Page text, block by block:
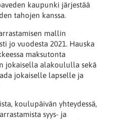
kaupunki järjestää
tahojen kanssa.
mallin
jo vuodesta 2021. Hauska
maksutonta
jokaisella alakoululla sekä
jokaiselle lapselle ja
koulupäivän yhteydessä,
syys- ja